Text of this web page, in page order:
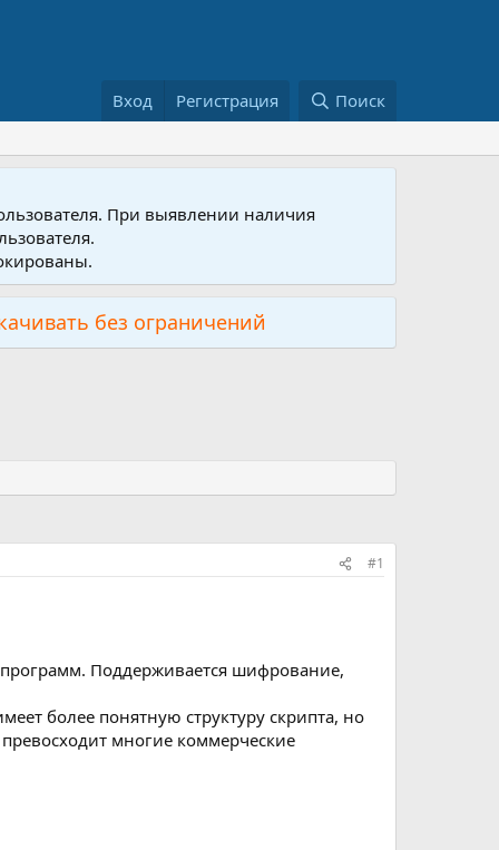
Вход Регистрация Поиск
При выявлении наличия
без ограничений
#1
Поддерживается шифрование,
более понятную структуру скрипта, но
многие коммерческие